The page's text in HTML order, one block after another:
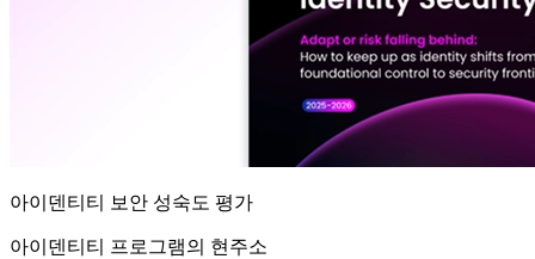
아이덴티티 보안 성숙도 평가
아이덴티티 프로그램의 현주소